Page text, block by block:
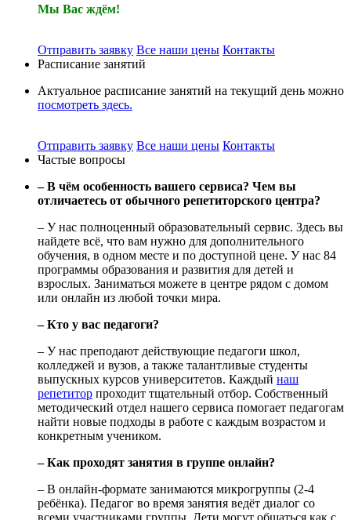
Мы Вас ждём!
Отправить заявку Все наши цены Контакты
Расписание занятий
Актуальное расписание занятий на текущий день можно
посмотреть здесь.
Отправить заявку Все наши цены Контакты
Частые вопросы
– В чём особенность вашего сервиса? Чем вы
отличаетесь от обычного репетиторского центра?
– У нас полноценный образовательный сервис. Здесь вы
найдете всё, что вам нужно для дополнительного
обучения, в одном месте и по доступной цене. У нас 84
программы образования и развития для детей и
взрослых. Заниматься можете в центре рядом с домом
или онлайн из любой точки мира.
– Кто у вас педагоги?
– У нас преподают действующие педагоги школ,
колледжей и вузов, а также талантливые студенты
выпускных курсов университетов. Каждый наш
репетитор проходит тщательный отбор. Собственный
методический отдел нашего сервиса помогает педагогам
найти новые подходы в работе с каждым возрастом и
конкретным учеником.
– Как проходят занятия в группе онлайн?
– В онлайн-формате занимаются микрогруппы (2-4
ребёнка). Педагог во время занятия ведёт диалог со